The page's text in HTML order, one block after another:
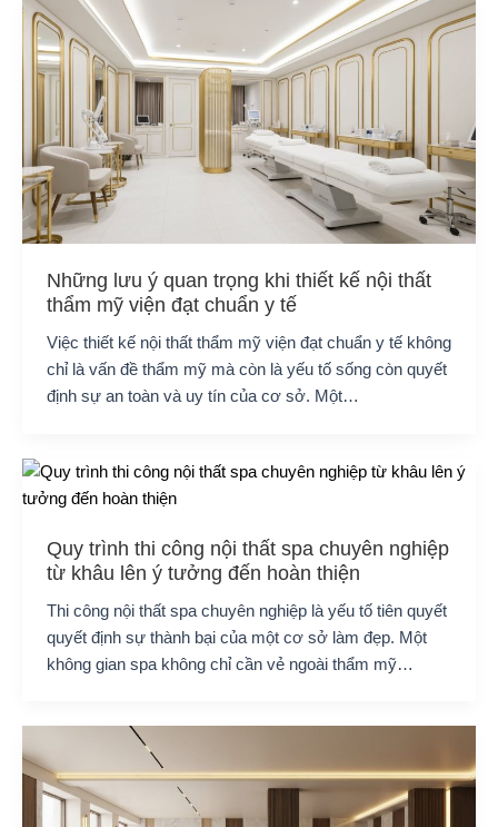
Những lưu ý quan trọng khi thiết kế nội thất
thẩm mỹ viện đạt chuẩn y tế
Việc thiết kế nội thất thẩm mỹ viện đạt chuẩn y tế không
chỉ là vấn đề thẩm mỹ mà còn là yếu tố sống còn quyết
định sự an toàn và uy tín của cơ sở. Một…
Quy trình thi công nội thất spa chuyên nghiệp
từ khâu lên ý tưởng đến hoàn thiện
Thi công nội thất spa chuyên nghiệp là yếu tố tiên quyết
quyết định sự thành bại của một cơ sở làm đẹp. Một
không gian spa không chỉ cần vẻ ngoài thẩm mỹ…